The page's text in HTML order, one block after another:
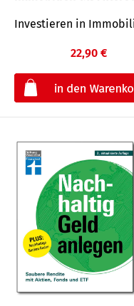
Investieren in
22,90 €